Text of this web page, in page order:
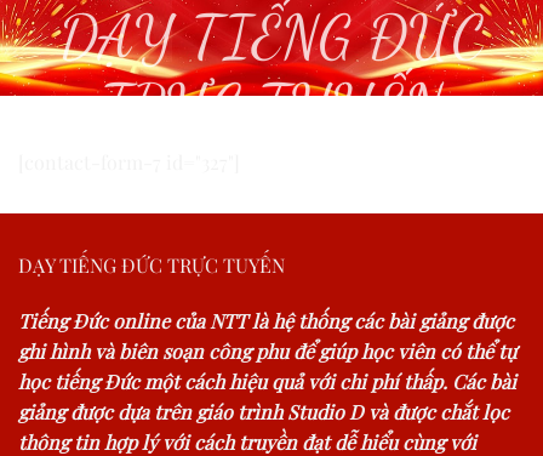
DẠY TIẾNG ĐỨC
TRỰC TUYẾN
DẠY TIẾNG ĐỨC TRỰC TUYẾN
Tiếng Đức online của NTT là hệ thống các bài giảng được
ghi hình và biên soạn công phu để giúp học viên có thể tự
học tiếng Đức một cách hiệu quả với chi phí thấp. Các bài
giảng được dựa trên giáo trình Studio D và được chắt lọc
thông tin hợp lý với cách truyền đạt dễ hiểu cùng với